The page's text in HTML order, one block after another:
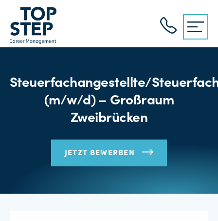
Steuerfachangestellte/
(m/w/d) – Großraum
Zweibrücken
JETZT BEWERBEN